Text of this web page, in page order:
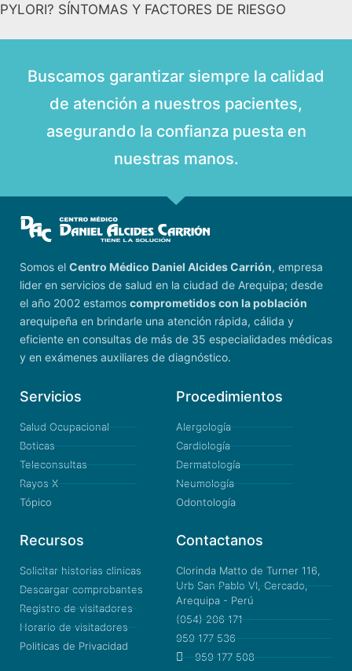
PYLORI? SÍNTOMAS Y FACTORES DE RIESGO
Buscamos garantizar siempre la calidad
de atención a nuestros pacientes,
asegurando la confianza puesta en
nuestras manos.
Somos el Centro Médico Daniel Alcides Carrión, empresa
lider en servicios de salud en la ciudad de Arequipa; desde
el año 2002 estamos comprometidos con la población
arequipeña en brindarle una atención rápida, cálida y
eficiente en consultas de más de 35 especialidades médicas
y en exámenes auxiliares de diagnóstico.
Servicios
Salud Ocupacional
Boticas
Teleconsultas
Rayos X
Tópico
Procedimientos
Alergología
Cardiología
Dermatología
Neumología
Odontología
Recursos
Solicitar historias clinicas
Descargar comprobantes
Registro de visitadores
Horario de visitadores
Politicas de Privacidad
Contactanos
Clorinda Matto de Turner 116,
Urb San Pablo VI, Cercado,
Arequipa - Perú
(054) 206 171
959 177 536
959 177 508